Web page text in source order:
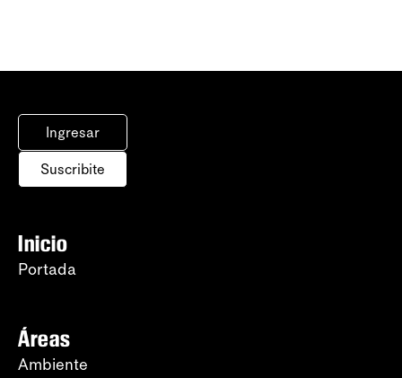
Ingresar
Suscribite
Inicio
Portada
Áreas
Ambiente